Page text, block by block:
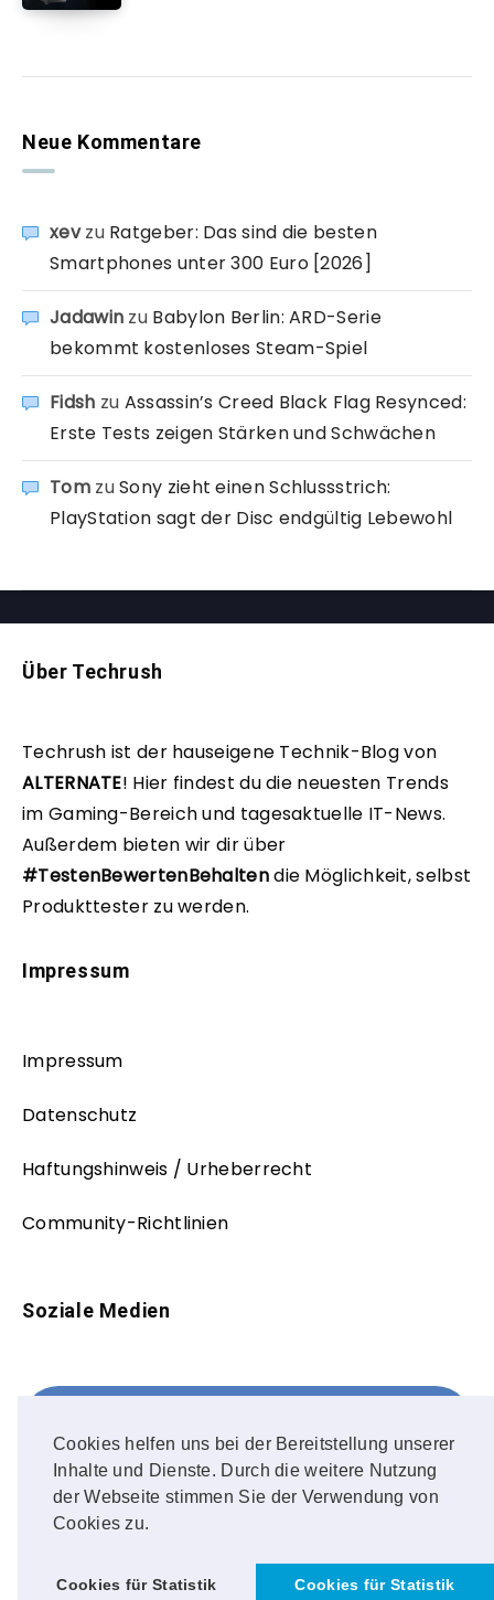
Cookies helfen uns bei der Bereitstellung unserer
Inhalte und Dienste. Durch die weitere Nutzung
der Webseite stimmen Sie der Verwendung von
Cookies zu.
Cookies für Statistik Cookies für Statistik
Neue Kommentare
xevzu Ratgeber: Das sind die besten
Smartphones unter 300 Euro [2026]
Jadawin zu Babylon Berlin: ARD-Serie
bekommt kostenloses Steam-Spiel
Fidsh zu Assassin’s Creed Black Flag Resynced:
Erste Tests zeigen Stärken und Schwächen
TomzuSony zieht einen Schlussstrich:
PlayStation sagt der Disc endgültig Lebewohl
Über Techrush
Techrush ist der hauseigene Technik-Blog von
ALTERNATE! Hier findest du die neuesten Trends
im Gaming-Bereich und tagesaktuelle IT-News.
Außerdem bieten wir dir über
#TestenBewertenBehaltendie Möglichkeit, selbst
Produkttester zu werden.
Impressum
Impressum
Datenschutz
Haftungshinweis / Urheberrecht
Community-Richtlinien
Soziale Medien
FOLLOW ME!
Instagram
OUR PHOTOS!